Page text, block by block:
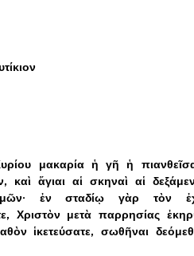
μακαρία ἡ γῆ ἡ
καὶ ἅγιαι αἱ σκηναὶ αἱ
ἐν σταδίῳ γὰρ τὸν
Χριστὸν μετὰ παρρησίας
ἱκετεύσατε, σωθῆναι